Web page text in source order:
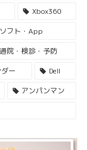
Xbox360
ソフト・App
通院・検診・予防
ー
Dell
アンパンマン